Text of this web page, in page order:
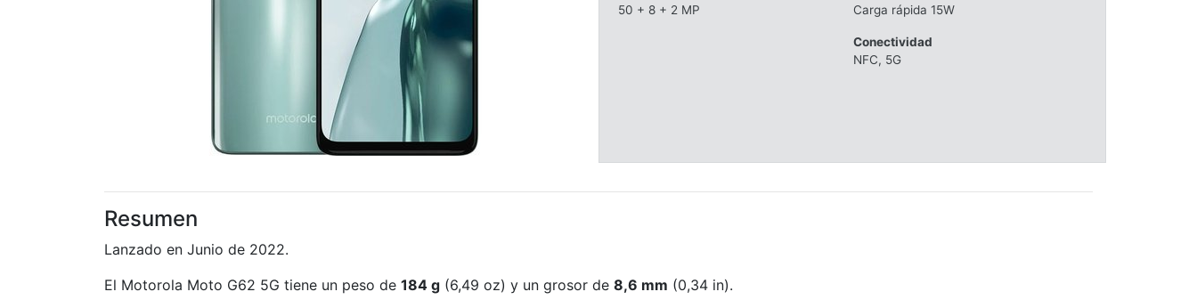
50 + 8 + 2 MP
Carga rápida 15W
Conectividad
NFC, 5G
Resumen
Lanzado en Junio de 2022.
El Motorola Moto G62 5G tiene un peso de 184 g (6,49 oz) y un grosor de 8,6 mm (0,34 in).